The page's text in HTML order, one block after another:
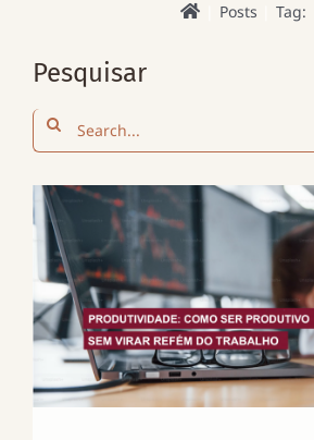
Posts Tag:
Pesquisar
Search
for: